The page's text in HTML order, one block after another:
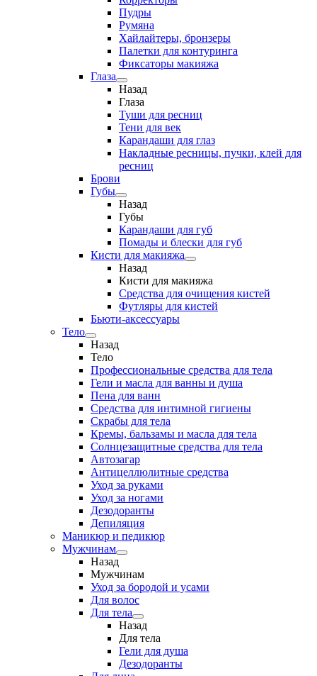
Пудры
Румяна
Хайлайтеры, бронзеры
Палетки для контуринга
Фиксаторы макияжа
Глаза
Назад
Глаза
Туши для ресниц
Тени для век
Карандаши для глаз
Накладные ресницы, пучки, клей для
ресниц
Брови
Губы
Назад
Губы
Карандаши для губ
Помады и блески для губ
Кисти для макияжа
Назад
Кисти для макияжа
Средства для очищения кистей
Футляры для кистей
Бьюти-аксессуары
Тело
Назад
Тело
Профессиональные средства для тела
Гели и масла для ванны и душа
Пена для ванн
Средства для интимной гигиены
Скрабы для тела
Кремы, бальзамы и масла для тела
Солнцезащитные средства для тела
Автозагар
Антицеллюлитные средства
Уход за руками
Уход за ногами
Дезодоранты
Депиляция
Маникюр и педикюр
Мужчинам
Назад
Мужчинам
Уход за бородой и усами
Для волос
Для тела
Назад
Для тела
Гели для душа
Дезодоранты